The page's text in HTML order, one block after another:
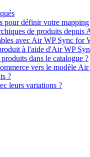
pour définir votre mapping
de produits depuis
avec Air WP Sync for
à l'aide d'Air WP
dans le catalogue ?
vers le modèle
?
leurs variations ?